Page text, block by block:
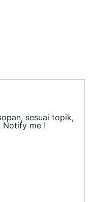
sesuai topik,
Notify me !